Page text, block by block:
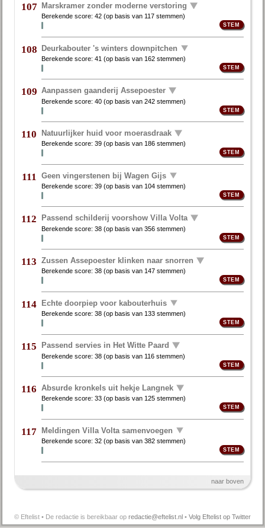
107 Marskramer zonder moderne verstoring
Berekende score:42 (op basis van 117 stemmen)
108 Deurkabouter 's winters downpitchen
Berekende score:41 (op basis van 162 stemmen)
109 Aanpassen gaanderij Assepoester
Berekende score:40 (op basis van242 stemmen)
110 Natuurlijker huid voor moerasdraak
Berekende score:39 (op basis van 186 stemmen)
111 Geen vingerstenen bij Wagen Gijs
Berekende score:39 (op basis van 104 stemmen)
112 Passend schilderij voorshow Villa Volta
Berekende score:38 (op basis van356 stemmen)
113 Zussen Assepoester klinken naar snorren
Berekende score:38 (op basis van 147 stemmen)
114 Echte doorpiep voor kabouterhuis
Berekende score:38 (op basis van 133 stemmen)
115 Passend servies in Het Witte Paard
Berekende score:38 (op basis van 116 stemmen)
116 Absurde kronkels uit hekje Langnek
Berekende score:33 (op basis van125 stemmen)
117 Meldingen Villa Volta samenvoegen
Berekende score:32 (op basis van382 stemmen)
naar boven
© Eftelist • De redactie is bereikbaar op redactie@eftelist.nl • Volg Eftelist op Twitter